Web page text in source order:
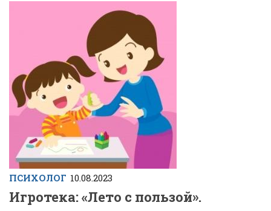
ПСИХОЛОГ 10.08.2023
Игротека: «Лето с пользой».